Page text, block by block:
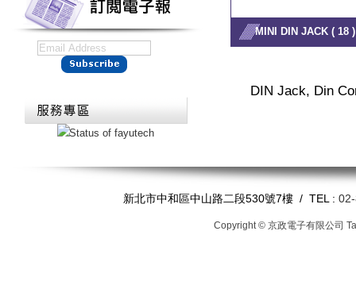
MINI DIN JACK ( 18 )
DIN Jack, Din
新北市中和區中山路二段530號7樓 / TEL :
Copyright © 京政電子有限公司